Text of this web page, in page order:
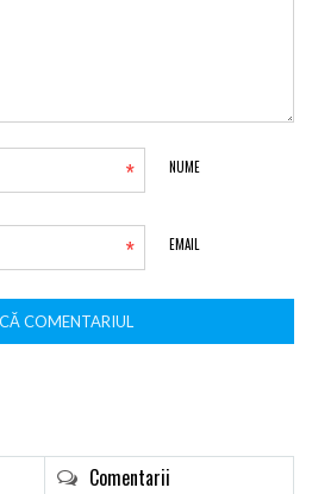
NUME
*
EMAIL
*
Comentarii